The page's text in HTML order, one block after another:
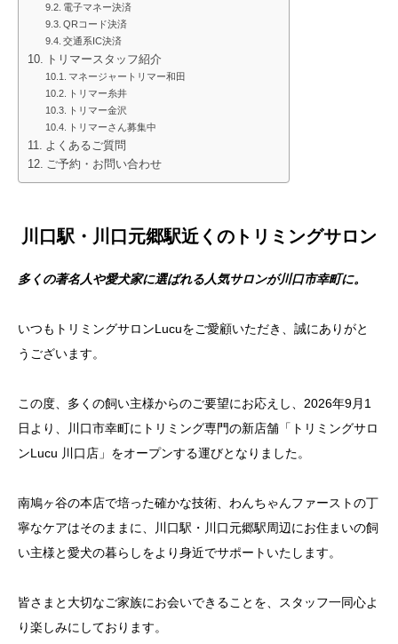
電子マネー決済
QRコード決済
交通系IC決済
トリマースタッフ紹介
マネージャートリマー和田
トリマー糸井
トリマー金沢
トリマーさん募集中
よくあるご質問
ご予約・お問い合わせ
川口駅・川口元郷駅近くの トリミングサロン
多くの著名人や愛犬家に選ばれる人気サロンが川口市幸町に。
いつもトリミングサロンLucuをご愛顧いただき、誠にありがと
うございます。
この度、多くの飼い主様からのご要望にお応えし、2026年9月1
日より、川口市幸町にトリミング専門の新店舗「トリミングサロ
ンLucu 川口店」をオープンする運びとなりました。
南鳩ヶ谷の本店で培った確かな技術、わんちゃんファーストの丁
寧なケアはそのままに、川口駅・川口元郷駅周辺にお住まいの飼
い主様と愛犬の暮らしをより身近でサポートいたします。
皆さまと大切なご家族にお会いできることを、スタッフ一同心よ
り楽しみにしております。